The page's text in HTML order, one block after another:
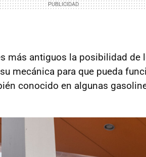
más antiguos la posibilidad de
mecánica para que pueda
conocido en algunas